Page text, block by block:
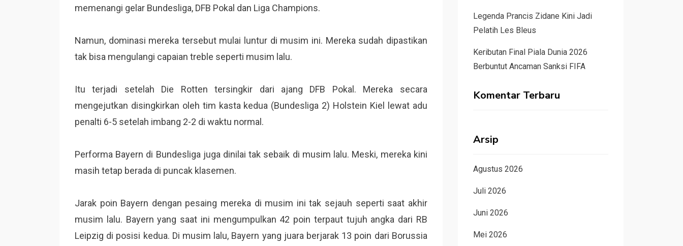
memenangi gelar Bundesliga, DFB Pokal dan Liga Champions.
Namun, dominasi mereka tersebut mulai luntur di musim ini. Mereka sudah dipastikan
tak bisa mengulangi capaian treble seperti musim lalu.
Itu terjadi setelah Die Rotten tersingkir dari ajang DFB Pokal. Mereka secara
mengejutkan disingkirkan oleh tim kasta kedua (Bundesliga 2) Holstein Kiel lewat adu
penalti 6-5 setelah imbang 2-2 di waktu normal.
Performa Bayern di Bundesliga juga dinilai tak sebaik di musim lalu. Meski, mereka kini
masih tetap berada di puncak klasemen.
Jarak poin Bayern dengan pesaing mereka di musim ini tak sejauh seperti saat akhir
musim lalu. Bayern yang saat ini mengumpulkan 42 poin terpaut tujuh angka dari RB
Leipzig di posisi kedua. Di musim lalu, Bayern yang juara berjarak 13 poin dari Borussia
Legenda Prancis Zidane Kini Jadi
Pelatih Les Bleus
Keributan Final Piala Dunia 2026
Berbuntut Ancaman Sanksi FIFA
Komentar Terbaru
Arsip
Agustus 2026
Juli 2026
Juni 2026
Mei 2026